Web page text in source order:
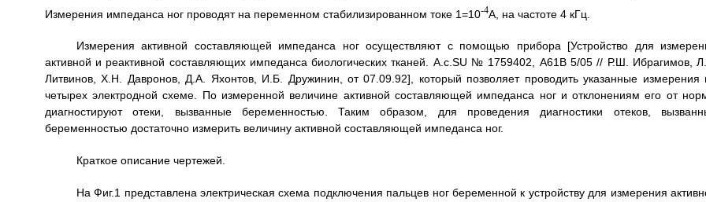
Измерения импеданса ног проводят на переменном стабилизированном токе 1=10-4А, на частоте 4 кГц.
Измерения активной составляющей импеданса ног осуществляют с помощью прибора [Устройство для
активной и реактивной составляющих импеданса биологических тканей. А.с.SU № 1759402, А61В 5/05 // Р.Ш. Ибрагимов,
Литвинов, Х.Н. Давронов, Д.А. Яхонтов, И.Б. Дружинин, от 07.09.92], который позволяет проводить указанные измерения
четырех электродной схеме. По измеренной величине активной составляющей импеданса ног и отклонениям его от
диагностируют отеки, вызванные беременностью. Таким образом, для проведения диагностики отеков,
беременностью достаточно измерить величину активной составляющей импеданса ног.
Краткое описание чертежей.
На Фиг.1 представлена электрическая схема подключения пальцев ног беременной к устройству для измерения